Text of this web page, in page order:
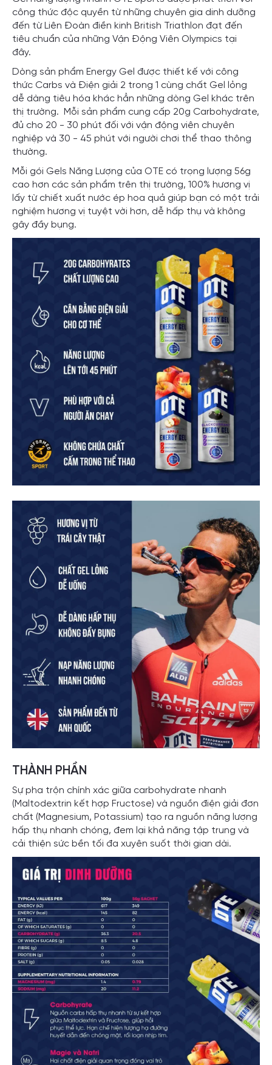
công thức độc quyền từ những chuyên gia dinh dưỡng
đến từ Liên Đoàn điền kinh British Triathlon đạt đến
tiêu chuẩn của những Vận Động Viên Olympics tại
đây.
Dòng sản phẩm Energy Gel được thiết kế với công
thức Carbs và Điện giải 2 trong 1 cùng chất Gel lỏng
dễ dàng tiêu hóa khác hẳn những dòng Gel khác trên
thị trường. Mỗi sản phẩm cung cấp 20g Carbohydrate,
đủ cho 20 - 30 phút đối với vận động viên chuyên
nghiệp và 30 - 45 phút với người chơi thể thao thông
thường.
Mỗi gói Gels Năng Lượng của OTE có trọng lượng 56g
cao hơn các sản phẩm trên thị trường, 100% hương vị
lấy từ chiết xuất nước ép hoa quả giúp bạn có một trải
nghiệm hương vị tuyệt vời hơn, dễ hấp thụ và không
gây đầy bụng.
THÀNH PHẦN
Sự pha trộn chính xác giữa carbohydrate nhanh
(Maltodextrin kết hợp Fructose) và nguồn điện giải đơn
chất (Magnesium, Potassium) tạo ra nguồn năng lượng
hấp thụ nhanh chóng, đem lại khả năng tập trung và
cải thiện sức bền tối đa xuyên suốt thời gian dài.